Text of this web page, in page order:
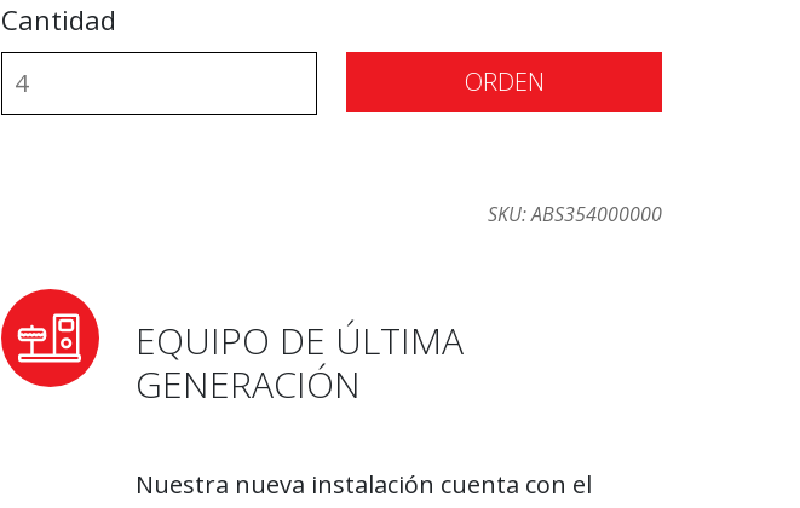
Cantidad
ORDEN
SKU:ABS354000000
EQUIPO DE ÚLTIMA
GENERACIÓN
Nuestra nueva instalación cuenta con el